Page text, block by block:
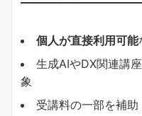
個人が直接利用可能
生成AIやDX関連講
象
受講料の一部を補助